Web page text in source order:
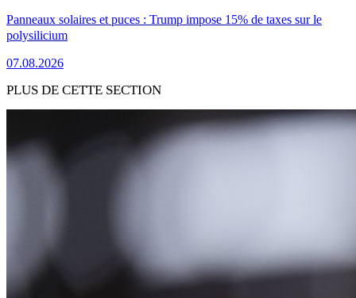
Panneaux solaires et puces : Trump impose 15% de taxes sur le
polysilicium
07.08.2026
PLUS DE CETTE SECTION